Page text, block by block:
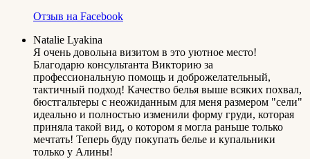
Отзыв на Facebook
Natalie Lyakina
Я очень довольна визитом в это уютное место!
Благодарю консультанта Викторию за
профессиональную помощь и доброжелательный,
тактичный подход! Качество белья выше всяких похвал,
бюстгальтеры с неожиданным для меня размером "сели"
идеально и полностью изменили форму груди, которая
приняла такой вид, о котором я могла раньше только
мечтать! Теперь буду покупать белье и купальники
только у Алины!